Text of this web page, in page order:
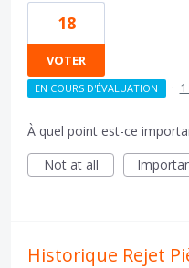
18
VOTER
EN COURS D'ÉVALUATION ·
À quel point est-ce
Not at all
Historique Rejet